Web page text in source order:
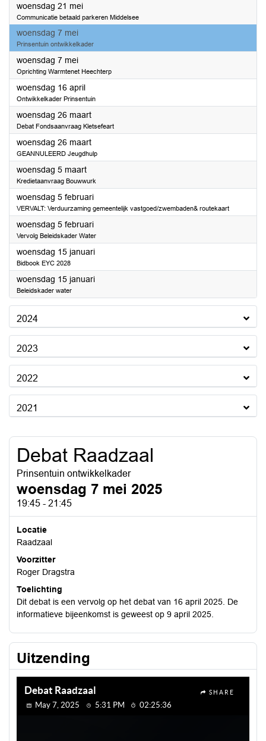
woensdag 21 mei2025
Communicatie betaald parkeren Middelsee
woensdag 7 mei2025
Prinsentuin ontwikkelkader
woensdag 7 mei2025
Oprichting Warmtenet Heechterp
woensdag 16 april2025
Ontwikkelkader Prinsentuin
woensdag 26 maart2025
Debat Fondsaanvraag Kletsefeart
woensdag 26 maart2025
GEANNULEERD Jeugdhulp
woensdag 5 maart2025
Kredietaanvraag Bouwwurk
woensdag 5 februari2025
VERVALT: Verduurzaming gemeentelijk vastgoed/zwembaden& routekaart
woensdag 5 februari2025
Vervolg Beleidskader Water
woensdag 15 januari2025
Bidbook EYC 2028
woensdag 15 januari2025
Beleidskader water
2024
2023
2022
2021
Debat Raadzaal
Prinsentuin ontwikkelkader
woensdag 7 mei 2025
19:45 - 21:45
Locatie
Raadzaal
Voorzitter
Roger Dragstra
Toelichting
Dit debat is een vervolg op het debat van 16 april 2025. De
informatieve bijeenkomst is geweest op 9 april 2025.
Uitzending